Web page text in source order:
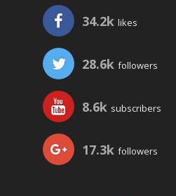
34.2k likes
28.6k followers
8.6k subscribers
17.3k followers